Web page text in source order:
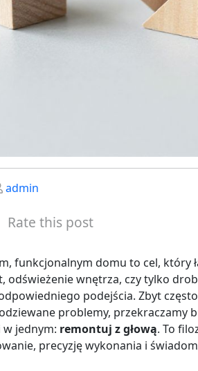
admin
Rate this post
funkcjonalnym domu to cel, który
odświeżenie wnętrza, czy tylko
podejścia. Zbyt
problemy, przekraczamy
jednym: remontuj z głową. To
precyzję wykonania i